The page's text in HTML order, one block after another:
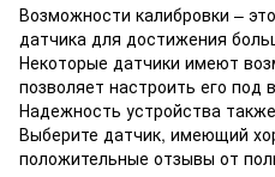
Возможности калибровки –
датчика для достижения
Некоторые датчики имеют
позволяет настроить его под
Надежность устройства
Выберите датчик, имеющий
положительные отзывы от